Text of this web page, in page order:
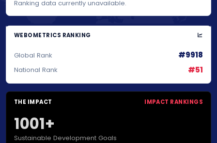
Ranking data currently unavailable.
WEBOMETRICS RANKING
Global Rank #9918
National Rank #51
THE IMPACT IMPACT RANKINGS
1001+
Sustainable Development Goals